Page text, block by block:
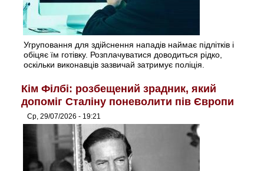
Угруповання для здійснення нападів наймає підлітків і
обіцяє їм готівку. Розплачуватися доводиться рідко,
оскільки виконавців зазвичай затримує поліція.
Кім Філбі: розбещений зрадник, який
допоміг Сталіну поневолити пів Європи
Ср, 29/07/2026 - 19:21